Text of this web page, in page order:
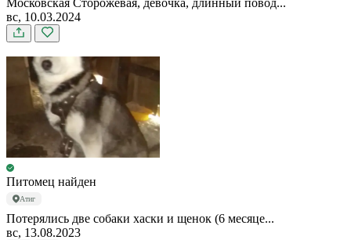
Московская Сторожевая, девочка, длинный повод...
вс, 10.03.2024
Питомец найден
Атиг
Потерялись две собаки хаски и щенок (6 месяце...
вс, 13.08.2023